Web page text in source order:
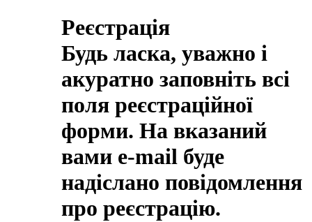
Реєстрація
Будь ласка, уважно і
акуратно заповніть всі
поля реєстраційної
форми. На вказаний
вами e-mail буде
надіслано повідомлення
про реєстрацію.